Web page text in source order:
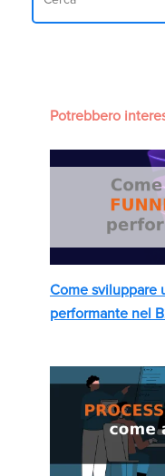
Potrebbero
Come sviluppare
performante nel